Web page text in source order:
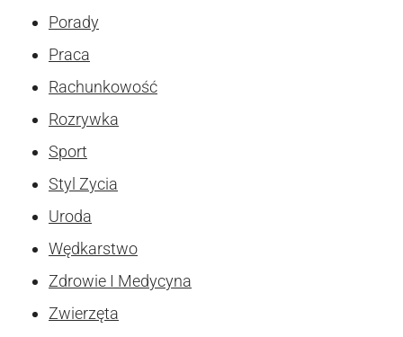
Porady
Praca
Rachunkowość
Rozrywka
Sport
Styl Zycia
Uroda
Wędkarstwo
Zdrowie I Medycyna
Zwierzęta